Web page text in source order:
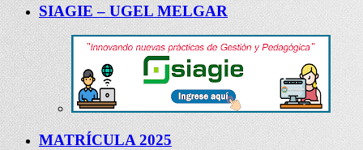
SIAGIE – UGEL MELGAR
MATRÍCULA 2025